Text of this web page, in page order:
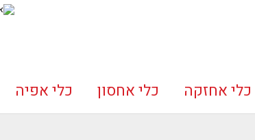
כלי אחזקה כלי אחסון כלי אפיה